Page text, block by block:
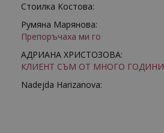
Стоилка Костова:
Румяна Марянова:
Препоръчаха ми го
АДРИАНА ХРИСТОЗОВА:
КЛИЕНТ СЪМ ОТ МНОГО ГОДИНИ
Nadejda Harizanova: